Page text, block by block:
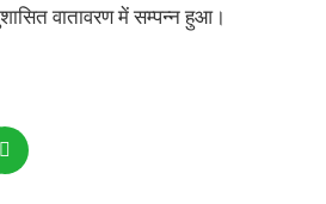
वातावरण में सम्पन्न हुआ।